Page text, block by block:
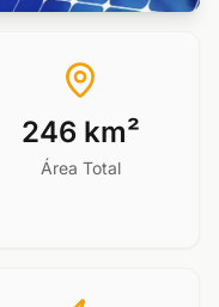
246 km²
Área Total